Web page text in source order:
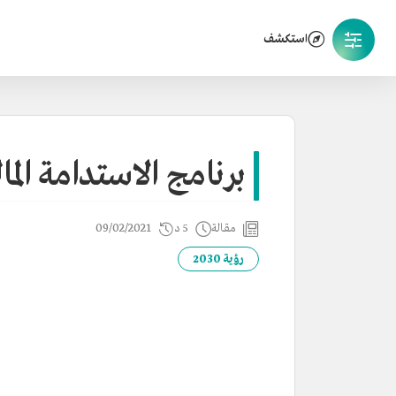
استكشف
برنامج الاستدامة
مقالة 5 د 09/02/2021
رؤية 2030